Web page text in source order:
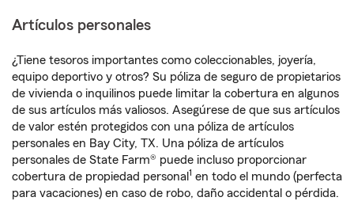
Artículos personales
¿Tiene tesoros importantes como coleccionables, joyería,
equipo deportivo y otros? Su póliza de seguro de propietarios
de vivienda o inquilinos puede limitar la cobertura en algunos
de sus artículos más valiosos. Asegúrese de que sus artículos
de valor estén protegidos con una póliza de artículos
personales en Bay City, TX. Una póliza de artículos
personales de State Farm® puede incluso proporcionar
cobertura de propiedad personal 1 en todo el mundo (perfecta
para vacaciones) en caso de robo, daño accidental o pérdida.